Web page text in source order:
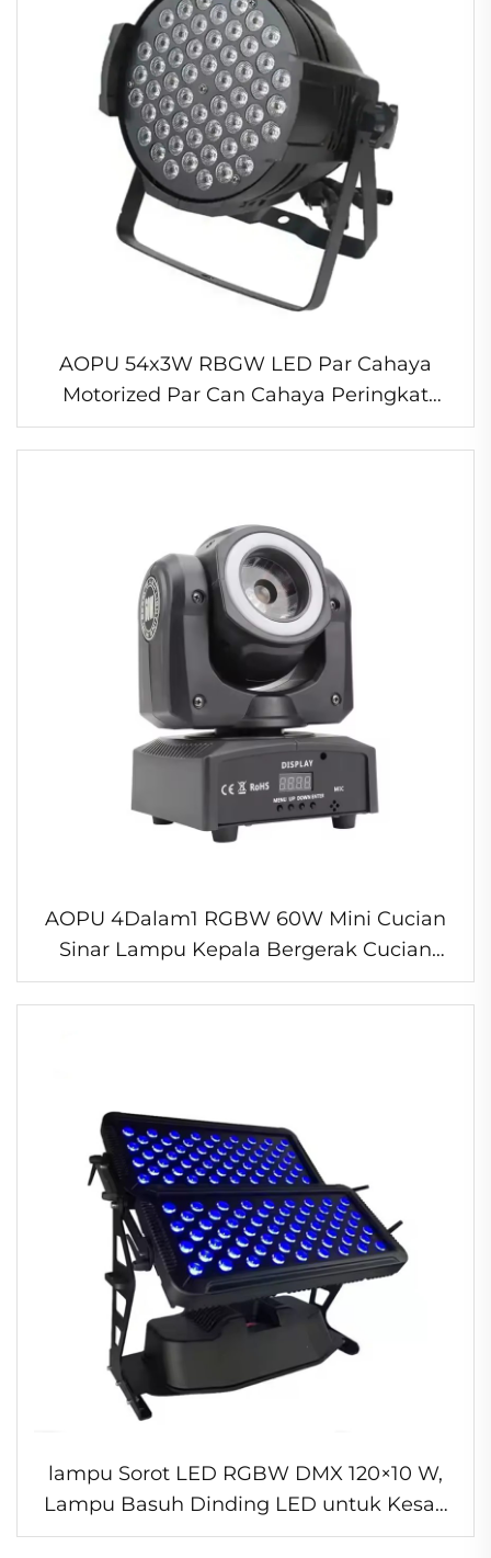
AOPU 54x3W RBGW LED Par Cahaya
Motorized Par Can Cahaya Peringkat
untuk DJ Disco Parti Par Led 54
AOPU 4Dalam1 RGBW 60W Mini Cucian
Sinar Lampu Kepala Bergerak Cucian
Lampu LED DJ Cucian untuk KTV Pentas
60W Lampu Kepala Bergerak Mini
lampu Sorot LED RGBW DMX 120×10 W,
Lampu Basuh Dinding LED untuk Kesan
Seni Bangunan Bandar, Lampu Pentas